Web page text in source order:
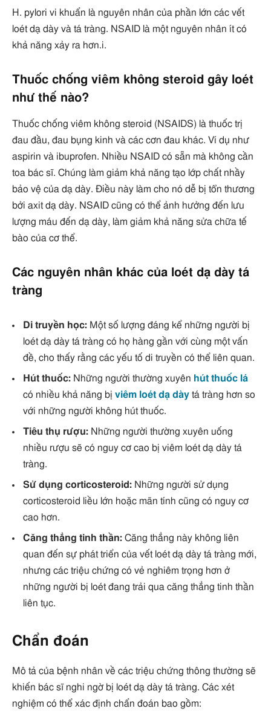
H. pylori vi khuẩn là nguyên nhân của phần lớn các vết
loét dạ dày và tá tràng. NSAID là một nguyên nhân ít có
khả năng xảy ra hơn.i.
Thuốc chống viêm không steroid gây loét
như thế nào?
Thuốc chống viêm không steroid (NSAIDS) là thuốc trị
đau đầu, đau bụng kinh và các cơn đau khác. Ví dụ như
aspirin và ibuprofen. Nhiều NSAID có sẵn mà không cần
toa bác sĩ. Chúng làm giảm khả năng tạo lớp chất nhầy
bảo vệ của dạ dày. Điều này làm cho nó dễ bị tổn thương
bởi axit dạ dày. NSAID cũng có thể ảnh hưởng đến lưu
lượng máu đến dạ dày, làm giảm khả năng sửa chữa tế
bào của cơ thể.
Các nguyên nhân khác của loét dạ dày tá
tràng
Di truyền học: Một số lượng đáng kể những người bị
loét dạ dày tá tràng có họ hàng gần với cùng một vấn
đề, cho thấy rằng các yếu tố di truyền có thể liên quan.
Hút thuốc: Những người thường xuyên hút thuốc lá
có nhiều khả năng bị viêm loét dạ dày tá tràng hơn so
với những người không hút thuốc.
Tiêu thụ rượu: Những người thường xuyên uống
nhiều rượu sẽ có nguy cơ cao bị viêm loét dạ dày tá
tràng.
Sử dụng corticosteroid: Những người sử dụng
corticosteroid liều lớn hoặc mãn tính cũng có nguy cơ
cao hơn.
Căng thẳng tinh thần: Căng thẳng này không liên
quan đến sự phát triển của vết loét dạ dày tá tràng mới,
nhưng các triệu chứng có vẻ nghiêm trọng hơn ở
những người bị loét đang trải qua căng thẳng tinh thần
liên tục.
Chẩn đoán
Mô tả của bệnh nhân về các triệu chứng thông thường sẽ
khiến bác sĩ nghi ngờ bị loét dạ dày tá tràng. Các xét
nghiệm có thể xác định chẩn đoán bao gồm: